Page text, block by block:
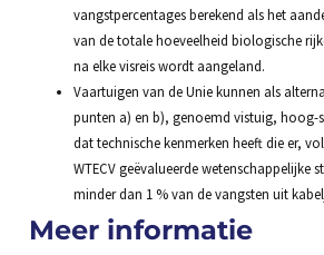
vangstpercentages berekend als het
van de totale hoeveelheid biologische
na elke visreis wordt aangeland.
Vaartuigen van de Unie kunnen als
punten a) en b), genoemd vistuig, hoog-
dat technische kenmerken heeft die er,
WTECV geëvalueerde wetenschappelijke
minder dan 1 % van de vangsten uit
Meer informatie